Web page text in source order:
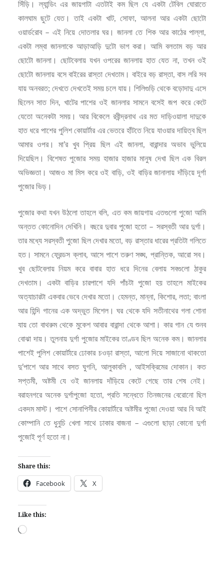
সিঁড়ি। ল্যান্ডিং এর জায়গাটা এতটাই কম ছিল যে একটা টেবিল ঘোরাতে
কালঘাম ছুটে যেত। তাই একটা খাট, সোফা, আলনা আর একটা ছোটো
ওয়ার্ডরোব – এই নিয়ে দোতলার ঘর। জানলা তে শিক আর কাঠের পাল্লা,
একটা লম্বা জানলাকে আড়াআড়ি দুটো ভাগ করা। আমি বলতাম বড় আর
ছোটো জানলা। ছোটবেলায় যখন ওপরের জানলায় হাত যেত না, তখন ওই
ছোটো জানলায় বসে বাইরের রাস্তা দেখতাম। বাইরে বড় রাস্তা, বাস লরি সব
যায় অনবরত; দেখতে দেখতেই সময় চলে যায়। শিলিগুড়ি থেকে বড়োদাদু এসে
ছিলেন সাত দিন, খাটের পাশের ওই জানলার সামনে বসেই জপ করে কেটে
যেতো অনেকটা সময়। আর বিকেলে রবীন্দ্রনাথ এর মত দাড়িওয়ালা দাদুকে
হাত ধরে পাশের পুলিশ কোয়ার্টার এর ভেতরে হাঁটতে নিয়ে যাওয়ার দায়িত্ব ছিল
আমার ওপর। মা’র খুব প্রিয় ছিল এই জানলা, বারান্দার অভাব ভুলিয়ে
দিয়েছিল। বিশেষত পুজোর সময় হাজার হাজার মানুষ দেখা ছিল এক বিরল
অভিজ্ঞতা। আজও মা মিস করে ওই বাড়ি, ওই বাড়ির জানালায় দাঁড়িয়ে দূর্গা
পুজোর ভিড়।
পুজোর কথা যখন উঠলো তাহলে বলি, এত কম জায়গায় এতগুলো পুজো আমি
অন্তত কোনোদিন দেখিনি। বছরে দুবার পুজো হতো – সরস্বতী আর দুর্গা।
তার মধ্যে সরস্বতী পুজো ছিল দেখার মতো, বড় রাস্তার ধারের প্রতিটা গলিতে
হত। সামনে ফ্রেন্ডস ক্লাব, আসে পাশে তরুণ সঙ্ঘ, প্রান্তিক, আরো সব।
খুব ছোটবেলায় নিয়ম করে বাবার হাত ধরে দিনের বেলায় সবগুলো ঠাকুর
দেখতাম। একটা বাড়ির চারপাশে যদি পাঁচটা পুজো হয় তাহলে মাইকের
অত্যাচারটা একবার ভেবে দেখার মতো। হেমন্ত, মান্না, কিশোর, লতা; বাংলা
আর হিন্দি গানের এক অদ্ভুত মিশেল। ঘর থেকে যদি সতীনাথের গলা শোনা
যায় তো বাথরুম থেকে মুকেশ আবার বারান্দা থেকে আশা। কার গান যে শুনব
বোঝা দায়। তুলনায় দুর্গা পুজোর মাইকের তাণ্ডব ছিল অনেক কম। জানলার
পাশেই পুলিশ কোয়ার্টারে ঢোকার চওড়া রাস্তা, আলো দিয়ে সাজানো থাকতো
দু’পাশে আর সাথে বসত ঘুগনি, আলুকাবলি , আইসক্রিমের দোকান। কত
সপ্তমী, অষ্টমী যে ওই জানলায় দাঁড়িয়ে কেটে গেছে তার শেষ নেই।
বরাহনগরে অনেক দুর্গাপুজো হতো, প্রতি সন্ধেতে তিনজনের বেরোনো ছিল
একদম মাস্ট। পাশে সোনাপিসীর কোয়ার্টারে অষ্টমীর পুজো দেওয়া আর বি আই
কোম্পানি তে ধুনুচি খেলা সাথে ঢাকার বাজনা – এগুলো ছাড়া কোনো দুর্গা
পুজোই পূর্ণ হতো না।
Share this:
Facebook X
Like this:
Loading…